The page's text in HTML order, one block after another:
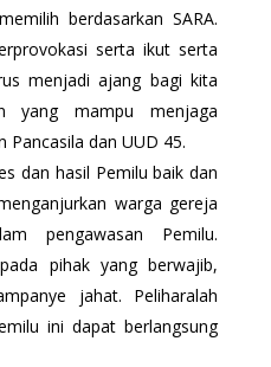
berdasarkan SARA.
serta ikut serta
menjadi ajang bagi kita
yang mampu menjaga
Pancasila dan UUD 45.
dan hasil Pemilu baik dan
warga gereja
pengawasan Pemilu.
pihak yang berwajib,
jahat. Peliharalah
ini dapat berlangsung